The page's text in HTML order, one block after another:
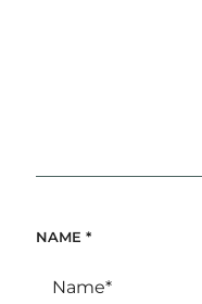
NAME *